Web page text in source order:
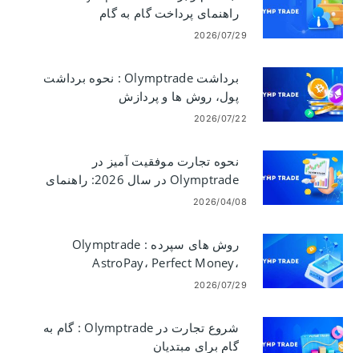
راهنمای پرداخت گام به گام
2026/07/29
برداشت Olymptrade : نحوه برداشت
پول، روش ها و پردازش
2026/07/22
نحوه تجارت موفقیت آمیز در
Olymptrade در سال 2026: راهنمای
مبتدی و کنترل ریسک
2026/04/08
روش های سپرده Olymptrade :
AstroPay، Perfect Money،
Neteller، Skrill
2026/07/29
شروع تجارت در Olymptrade : گام به
گام برای مبتدیان